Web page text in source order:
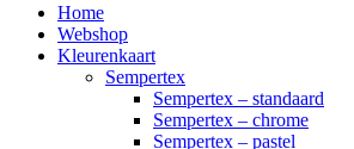
Home
Webshop
Kleurenkaart
Sempertex
Sempertex – standaard
Sempertex – chrome
Sempertex – pastel